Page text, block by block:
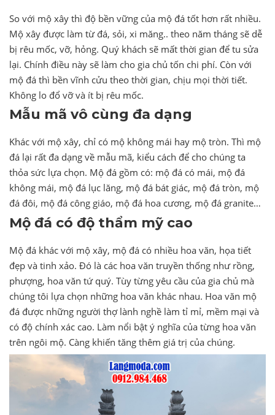
So với mộ xây thì độ bền vững của mộ đá tốt hơn rất nhiều.
Mộ xây được làm từ đá, sỏi, xi măng.. theo năm tháng sẽ dễ
bị rêu mốc, vỡ, hỏng. Quý khách sẽ mất thời gian để tu sửa
lại. Chính điều này sẽ làm cho gia chủ tốn chi phí. Còn với
mộ đá thì bền vĩnh cửu theo thời gian, chịu mọi thời tiết.
Không lo đổ vỡ và ít bị rêu mốc.
Mẫu mã vô cùng đa dạng
Khác với mộ xây, chỉ có mộ không mái hay mộ tròn. Thì mộ
đá lại rất đa dạng về mẫu mã, kiểu cách để cho chúng ta
thỏa sức lựa chọn. Mộ đá gồm có: mộ đá có mái, mộ đá
không mái, mộ đá lục lăng, mộ đá bát giác, mộ đá tròn, mộ
đá đôi, mộ đá công giáo, mộ đá hoa cương, mộ đá granite…
Mộ đá có độ thẩm mỹ cao
Mộ đá khác với mộ xây, mộ đá có nhiều hoa văn, họa tiết
đẹp và tinh xảo. Đó là các hoa văn truyền thống như rồng,
phượng, hoa văn tứ quý. Tùy từng yêu cầu của gia chủ mà
chúng tôi lựa chọn những hoa văn khác nhau. Hoa văn mộ
đá được những người thợ lành nghề làm tỉ mỉ, mềm mại và
có độ chính xác cao. Làm nổi bật ý nghĩa của từng hoa văn
trên ngôi mộ. Càng khiến tăng thêm giá trị của chúng.